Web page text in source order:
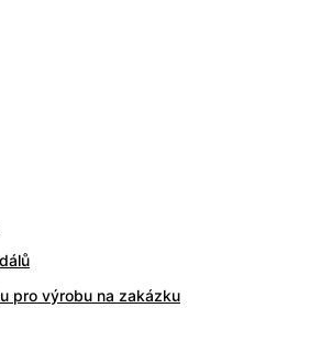
pro výrobu na zakázku